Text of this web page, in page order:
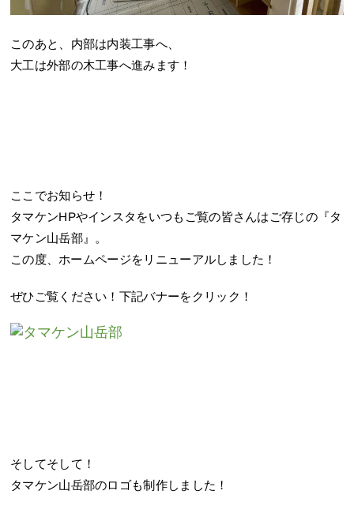
このあと、内部は内装工事へ、
大工は外部の木工事へ進みます！
ここでお知らせ！
タマケンHPやインスタをいつもご覧の皆さんはご存じの『タ
マケン山岳部』。
この度、ホームページをリニューアルしました！
ぜひご覧ください！下記バナーをクリック！
そしてそして！
タマケン山岳部のロゴも制作しました！